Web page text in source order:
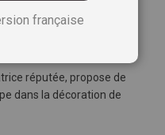
réputée, propose de
dans la décoration de
française